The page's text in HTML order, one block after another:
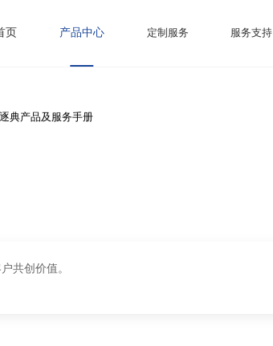
页 产品中心 定制服务 服务支持
典产品及服务手册
共创价值。